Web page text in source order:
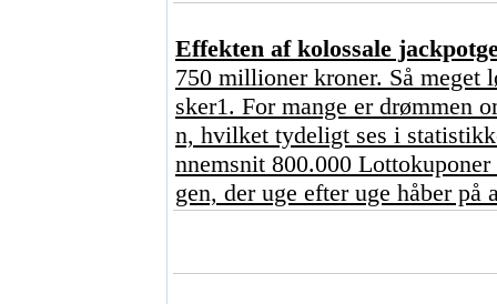
Effekten af kolossale
750 millioner kroner. Så meget
sker1. For mange er drømmen
n, hvilket tydeligt ses i
nnemsnit 800.000
gen, der uge efter uge håber